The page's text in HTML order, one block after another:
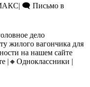
🗨️ Письмо в
дело
жилого вагончика для
на нашем сайте
|🔸Одноклассники |